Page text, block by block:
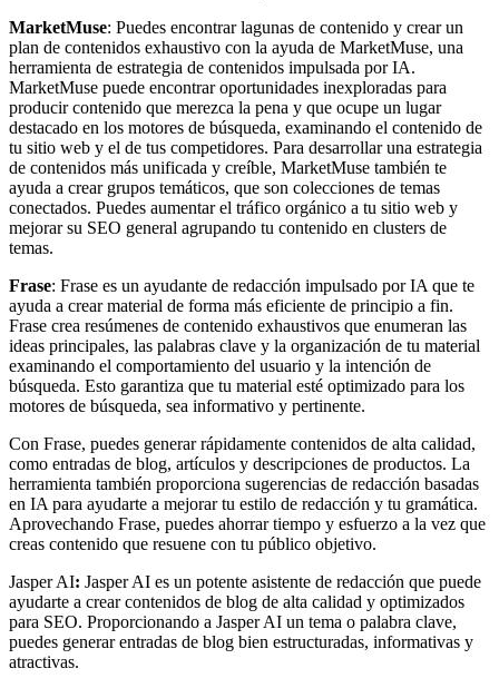
MarketMuse: Puedes encontrar lagunas de contenido y crear un
plan de contenidos exhaustivo con la ayuda de MarketMuse, una
herramienta de estrategia de contenidos impulsada por IA.
MarketMuse puede encontrar oportunidades inexploradas para
producir contenido que merezca la pena y que ocupe un lugar
destacado en los motores de búsqueda, examinando el contenido de
tu sitio web y el de tus competidores. Para desarrollar una estrategia
de contenidos más unificada y creíble, MarketMuse también te
ayuda a crear grupos temáticos, que son colecciones de temas
conectados. Puedes aumentar el tráfico orgánico a tu sitio web y
mejorar su SEO general agrupando tu contenido en clusters de
temas.
Frase: Frase es un ayudante de redacción impulsado por IA que te
ayuda a crear material de forma más eficiente de principio a fin.
Frase crea resúmenes de contenido exhaustivos que enumeran las
ideas principales, las palabras clave y la organización de tu material
examinando el comportamiento del usuario y la intención de
búsqueda. Esto garantiza que tu material esté optimizado para los
motores de búsqueda, sea informativo y pertinente.
Con Frase, puedes generar rápidamente contenidos de alta calidad,
como entradas de blog, artículos y descripciones de productos. La
herramienta también proporciona sugerencias de redacción basadas
en IA para ayudarte a mejorar tu estilo de redacción y tu gramática.
Aprovechando Frase, puedes ahorrar tiempo y esfuerzo a la vez que
creas contenido que resuene con tu público objetivo.
Jasper AI: Jasper AI es un potente asistente de redacción que puede
ayudarte a crear contenidos de blog de alta calidad y optimizados
para SEO. Proporcionando a Jasper AI un tema o palabra clave,
puedes generar entradas de blog bien estructuradas, informativas y
atractivas.